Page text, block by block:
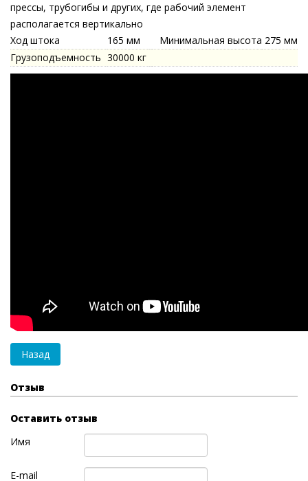
прессы, трубогибы и других, где рабочий элемент
располагается вертикально
Ход штока
165 мм Минимальная высота 275 мм
Грузоподъемность 30000 кг
Отзыв
Оставить отзыв
Имя
E-mail